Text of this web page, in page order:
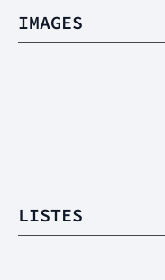
IMAGES
LISTES